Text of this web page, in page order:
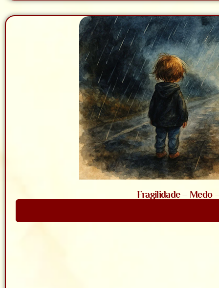
Fragilidade – Medo